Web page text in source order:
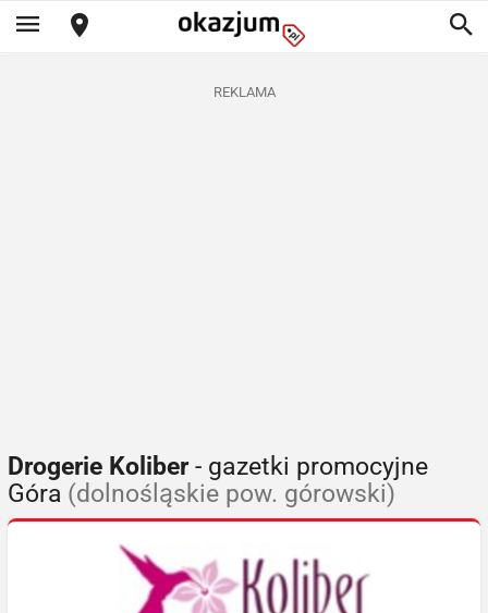
REKLAMA
Drogerie Koliber- gazetki promocyjne
Góra (dolnośląskie pow. górowski)